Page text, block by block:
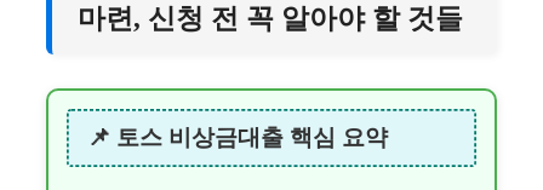
마련, 신청 전 꼭 알아야 할 것들
📌 토스 비상금대출 핵심 요약